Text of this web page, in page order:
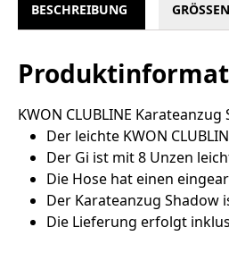
BESCHREIBUNG
KWON CLUBLINE Karateanzug
Der leichte KWON
Der Gi ist mit 8 Unzen
Die Hose hat einen
Der Karateanzug Shadow
Die Lieferung erfolgt